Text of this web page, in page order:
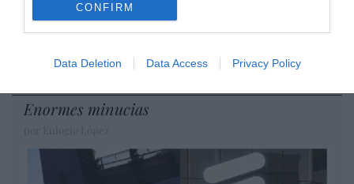
CONFIRM
Data Deletion Data Access Privacy Policy
por Redacción
Artículos anteriores
Opinión
Enormes minucias